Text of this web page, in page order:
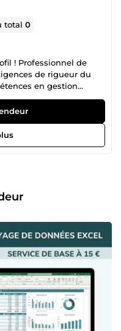
total0
! ​Professionnel de
de rigueur du
en gestion
au service de
repose sur trois
votre satisfaction : ​La
de retranscrire des
complexes sur Excel
vos commandes à
la qualité. ​Confiez-moi
ComeUp ! À